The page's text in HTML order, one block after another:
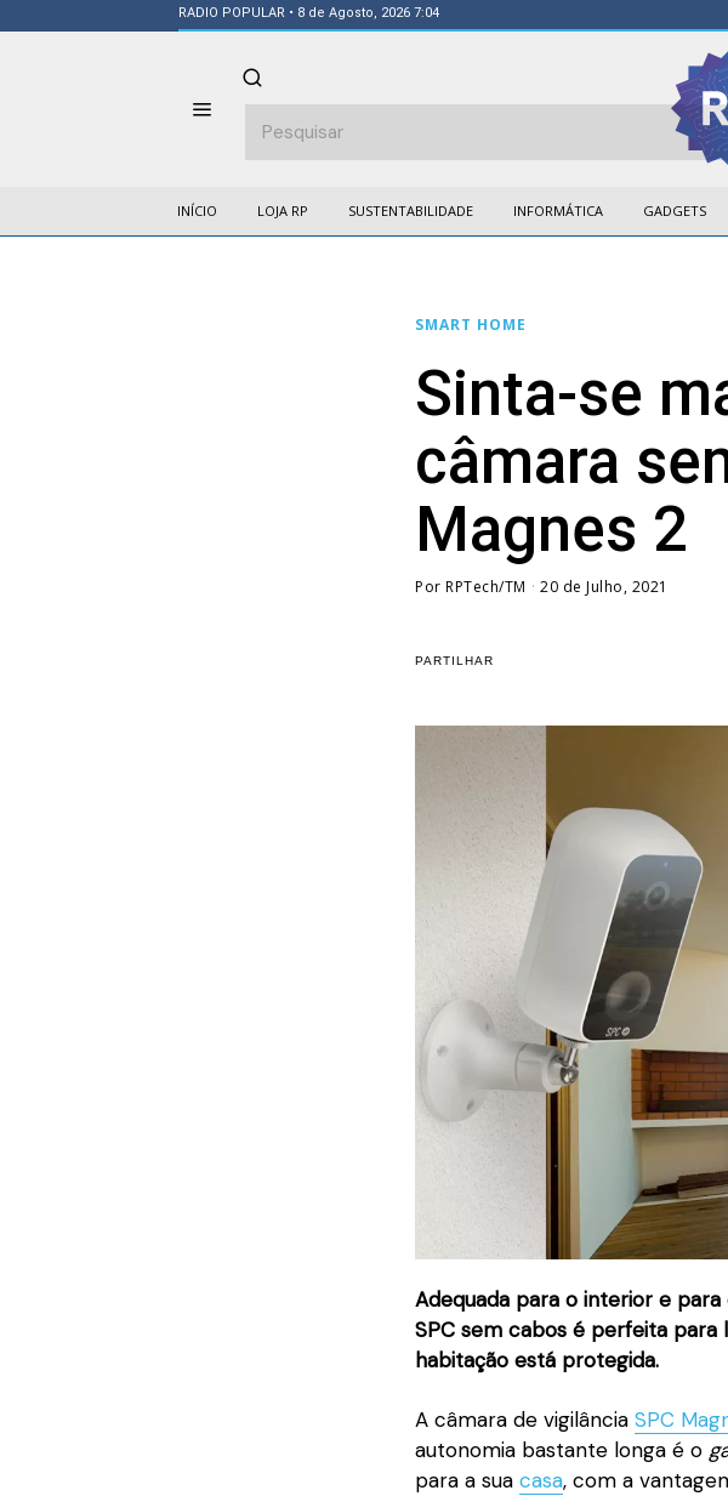
RADIO POPULAR • 8 de Agosto, 2026 7:04
INÍCIO LOJA RP SUSTENTABILIDADE INFORMÁTICA GADGETS
SMART HOME
Sinta-se
câmara
Magnes 2
Por RPTech/TM 20 de Julho, 2021
PARTILHAR
Adequada para o interior e
SPC sem cabos é perfeita para
habitação está protegida.
A câmara de vigilância SPC
autonomia bastante longa é o
para a sua casa, com a